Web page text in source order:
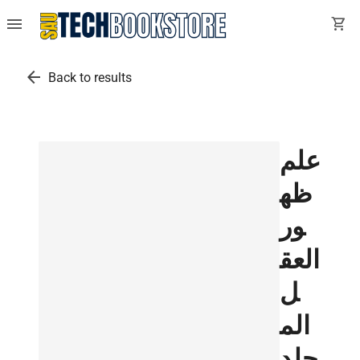
menu shopping_cart
arrow_back Back to results
علم
ظه
ور
العق
ل
الم